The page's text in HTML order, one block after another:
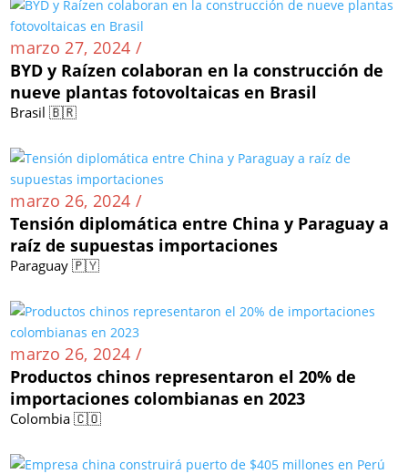
marzo 27, 2024 /
BYD y Raízen colaboran en la construcción de
nueve plantas fotovoltaicas en Brasil
Brasil 🇧🇷
marzo 26, 2024 /
Tensión diplomática entre China y Paraguay a
raíz de supuestas importaciones
Paraguay 🇵🇾
marzo 26, 2024 /
Productos chinos representaron el 20% de
importaciones colombianas en 2023
Colombia 🇨🇴